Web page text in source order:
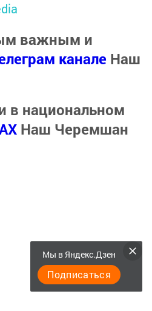
важным и
канале Наш
в национальном
Наш Черемшан
Мы в Яндекс.Дзен
Подписаться